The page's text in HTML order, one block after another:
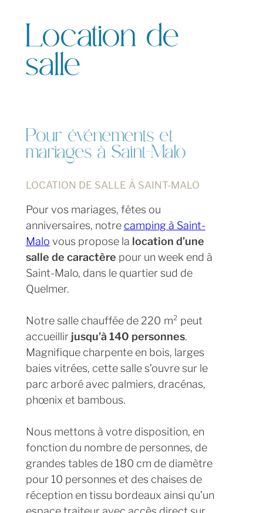
Location de
salle
Pour événements et
mariages à Saint-Malo
LOCATION DE SALLE À SAINT-MALO
Pour vos mariages, fêtes ou
anniversaires, notre camping à Saint-
Malo vous propose la location d’une
salle de caractère pour un week end à
Saint-Malo, dans le quartier sud de
Quelmer.
Notre salle chauffée de 220 m² peut
accueillir jusqu’à 140 personnes.
Magnifique charpente en bois, larges
baies vitrées, cette salle s’ouvre sur le
parc arboré avec palmiers, dracénas,
phœnix et bambous.
Nous mettons à votre disposition, en
fonction du nombre de personnes, de
grandes tables de 180 cm de diamètre
pour 10 personnes et des chaises de
réception en tissu bordeaux ainsi qu’un